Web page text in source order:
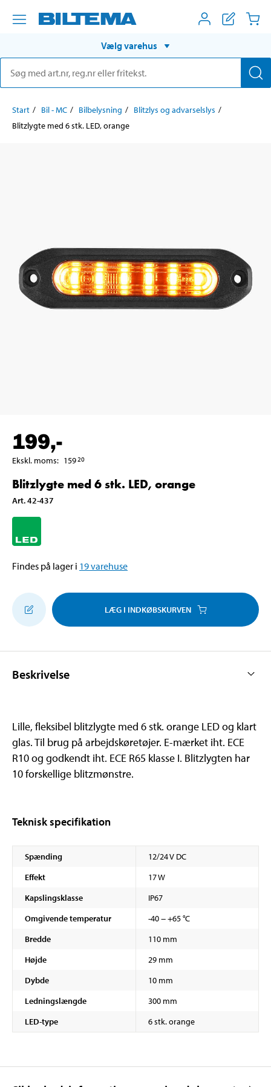
Vælg varehus
Start Bil - MC Bilbelysning
Blitzlys og advarselslys
Blitzlygte med 6 stk. LED, orange
199,-
Ekskl. moms: 15920
Blitzlygte med 6 stk. LED, orange
Art.42-437
Findes på lager i 19varehuse
LÆG I INDKØBSKURVEN
Beskrivelse
Lille, fleksibel blitzlygte med 6 stk. orange LED og klart
glas. Til brug på arbejdskøretøjer. E-mærket iht. ECE
R10 og godkendt iht. ECE R65 klasse I. Blitzlygten har
10 forskellige blitzmønstre.
Teknisk specifikation
Spænding
12/24 V DC
Effekt
17 W
Kapslingsklasse
IP67
Omgivende temperatur
-40 − +65 °C
Bredde
110 mm
Højde
29 mm
Dybde
10 mm
Ledningslængde
300 mm
LED-type
6 stk. orange